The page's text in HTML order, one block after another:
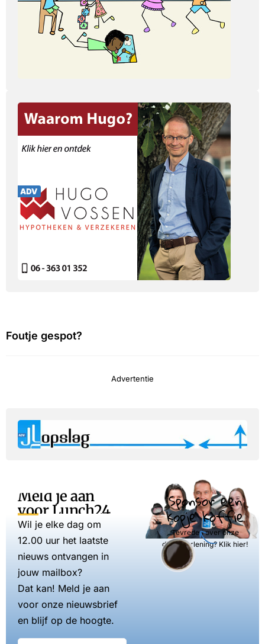
Foutje gespot?
Advertentie
Meld je aan
voor Lunch24
Wil je elke dag om
12.00 uur het laatste
nieuws ontvangen in
jouw mailbox?
Dat kan! Meld je aan
voor onze nieuwsbrief
en blijf op de hoogte.
Sponsor een
kopje koffie
Tevreden over onze
dienstverlening? Klik hier!